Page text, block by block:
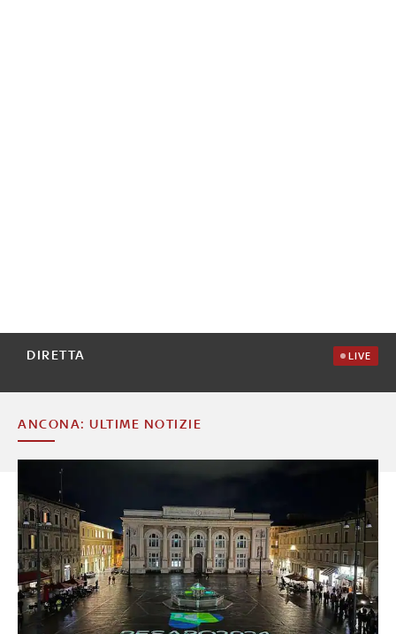
DIRETTA LIVE
ANCONA: ULTIME NOTIZIE